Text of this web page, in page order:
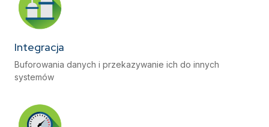
Integracja
Buforowania danych i przekazywanie ich do innych
systemów